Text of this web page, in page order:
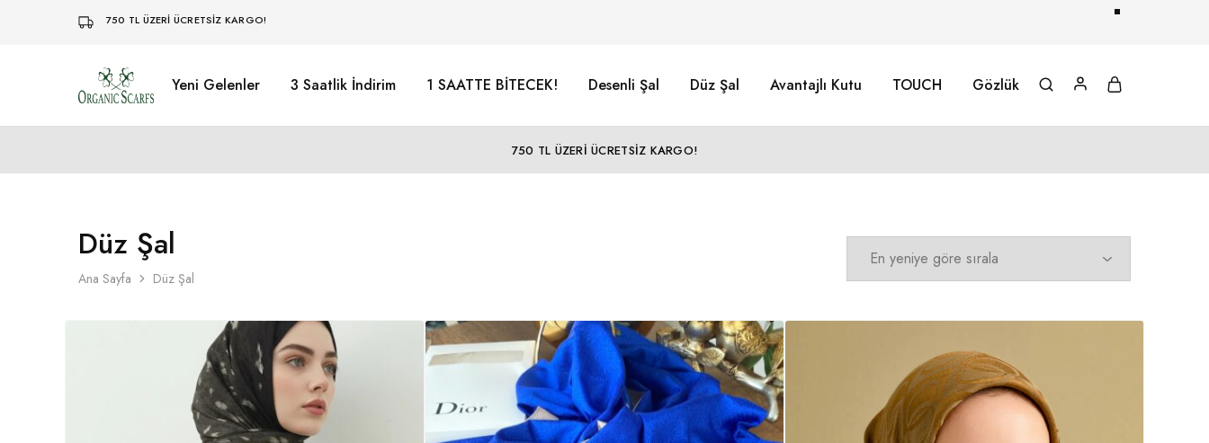
750 TL ÜZERİ ÜCRETSİZ KARGO!
Organikscarf Yeni Gelenler 3 Saatlik İndirim 1 SAATTE BİTECEK! Desenli Şal Düz Şal Avantajlı Kutu TOUCH Gözlük
750 TL ÜZERİ ÜCRETSİZ KARGO!
Düz Şal
Ana Sayfa Düz Şal